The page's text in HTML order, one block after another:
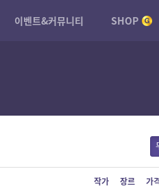
이벤트&커뮤니티 SHOP
작가 장르 가